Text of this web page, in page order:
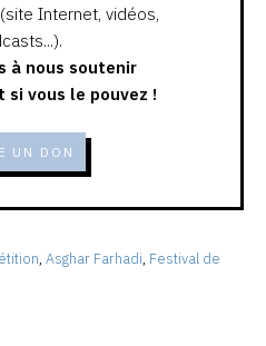
Internet, vidéos,
à nous soutenir
vous le pouvez !
UN DON
, Asghar Farhadi, Festival de